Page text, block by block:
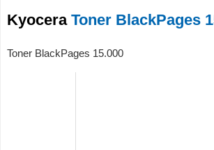
Kyocera Toner BlackPages
Toner BlackPages 15.000